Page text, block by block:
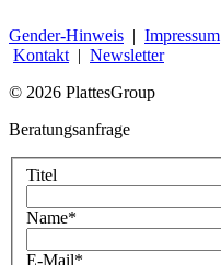
Gender-Hinweis | Impressum
Kontakt | Newsletter
© 2026 PlattesGroup
Beratungsanfrage
Titel
Name*
E-Mail*